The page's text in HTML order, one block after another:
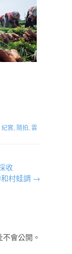
紀實, 隨拍, 雲
收
村蛙調 →
會公開。